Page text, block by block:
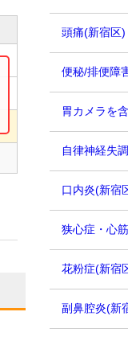
頭痛(新宿区)
便秘/排便障
胃カメラを
自律神経失
口内炎(新宿
狭心症・心
花粉症(新宿
副鼻腔炎(新